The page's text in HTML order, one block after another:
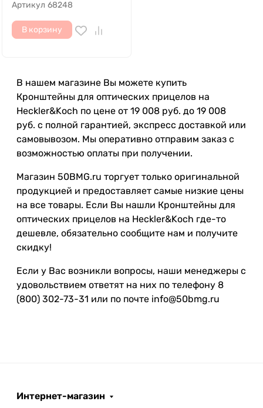
Артикул 68248
В корзину
В нашем магазине Вы можете купить
Кронштейны для оптических прицелов на
Heckler&Koch по цене от 19 008 руб. до 19 008
руб. с полной гарантией, экспресс доставкой или
самовывозом. Мы оперативно отправим заказ с
возможностью оплаты при получении.
Магазин 50BMG.ru торгует только оригинальной
продукцией и предоставляет самые низкие цены
на все товары. Если Вы нашли Кронштейны для
оптических прицелов на Heckler&Koch где-то
дешевле, обязательно сообщите нам и получите
скидку!
Если у Вас возникли вопросы, наши менеджеры с
удовольствием ответят на них по телефону 8
(800) 302-73-31 или по почте info@50bmg.ru
Интернет-магазин